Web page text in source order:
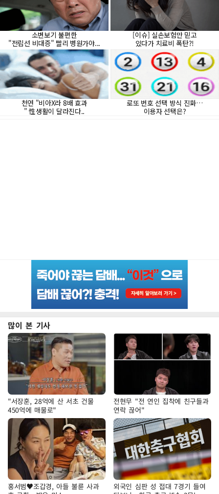
많이 본 기사
"서장훈, 28억에 산 서초 건물
450억에 매물로"
전현무 "전 연인 집착에 친구들과
연락 끊어"
홍서범♥조갑경, 아들 불륜 사과
외국인 심판 성 접대 7경기 들여